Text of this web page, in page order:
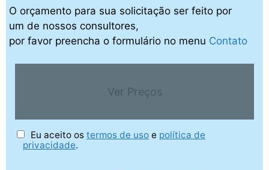
O orçamento para sua solicitação ser feito por
um de nossos consultores,
por favor preencha o formulário no menu Contato
Ver Preços
Eu aceito os termos de uso e política de
privacidade.